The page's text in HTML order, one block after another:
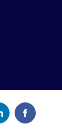
LinkedIn Facebook